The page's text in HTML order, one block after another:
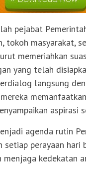
pejabat
tokoh masyarakat,
memeriahkan
yang telah
langsung
aspirasi
agenda rutin
setiap perayaan hari
menjaga kedekatan